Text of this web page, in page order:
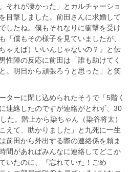
それが凄かった」とカルチャーショ
目撃しました。前田さんに求婚して
したね。僕もそれなりに衝撃を受け
「僕もその様子を見ていましたが、
ゃえば）いいんじゃないの？』と伝
性陣の反応に前田は「誰も助けてく
。明日から頑張ろうと思った」と笑
ターに閉じ込められたそうで「5階く
連絡したのですが連絡がとれず、30
た。階上から染ちゃん（染谷将太）
えて、助かりました」と九死に一生
前田から外出する際の連絡係を頼ま
間があればみんなに連絡してどこか
いたのに、『忘れていた！ごめ